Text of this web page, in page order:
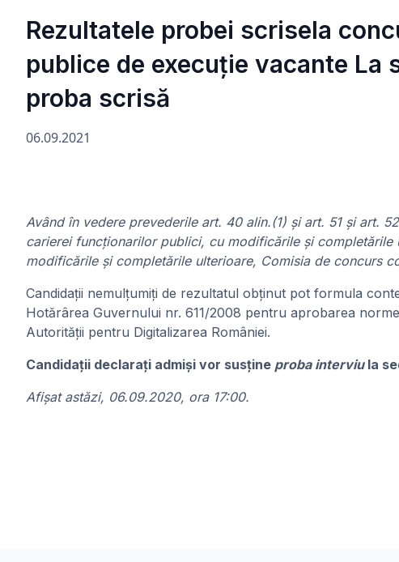
Rezultatele probei scrisela
publice de execuție vacante
proba scrisă
06.09.2021
Având în vedere prevederile art. 40 alin.(1) şi art. 51 și art.
carierei funcționarilor publici, cu modificările și
modificările și completările ulterioare, Comisia de concurs
Candidaţii nemulţumiţi de rezultatul obţinut pot formula
Hotărârea Guvernului nr. 611/2008 pentru aprobarea
Autorității pentru Digitalizarea României.
Candidații declarați admiși vor susţine proba interviula
Afişat astăzi, 06.09.2020, ora 17:00.